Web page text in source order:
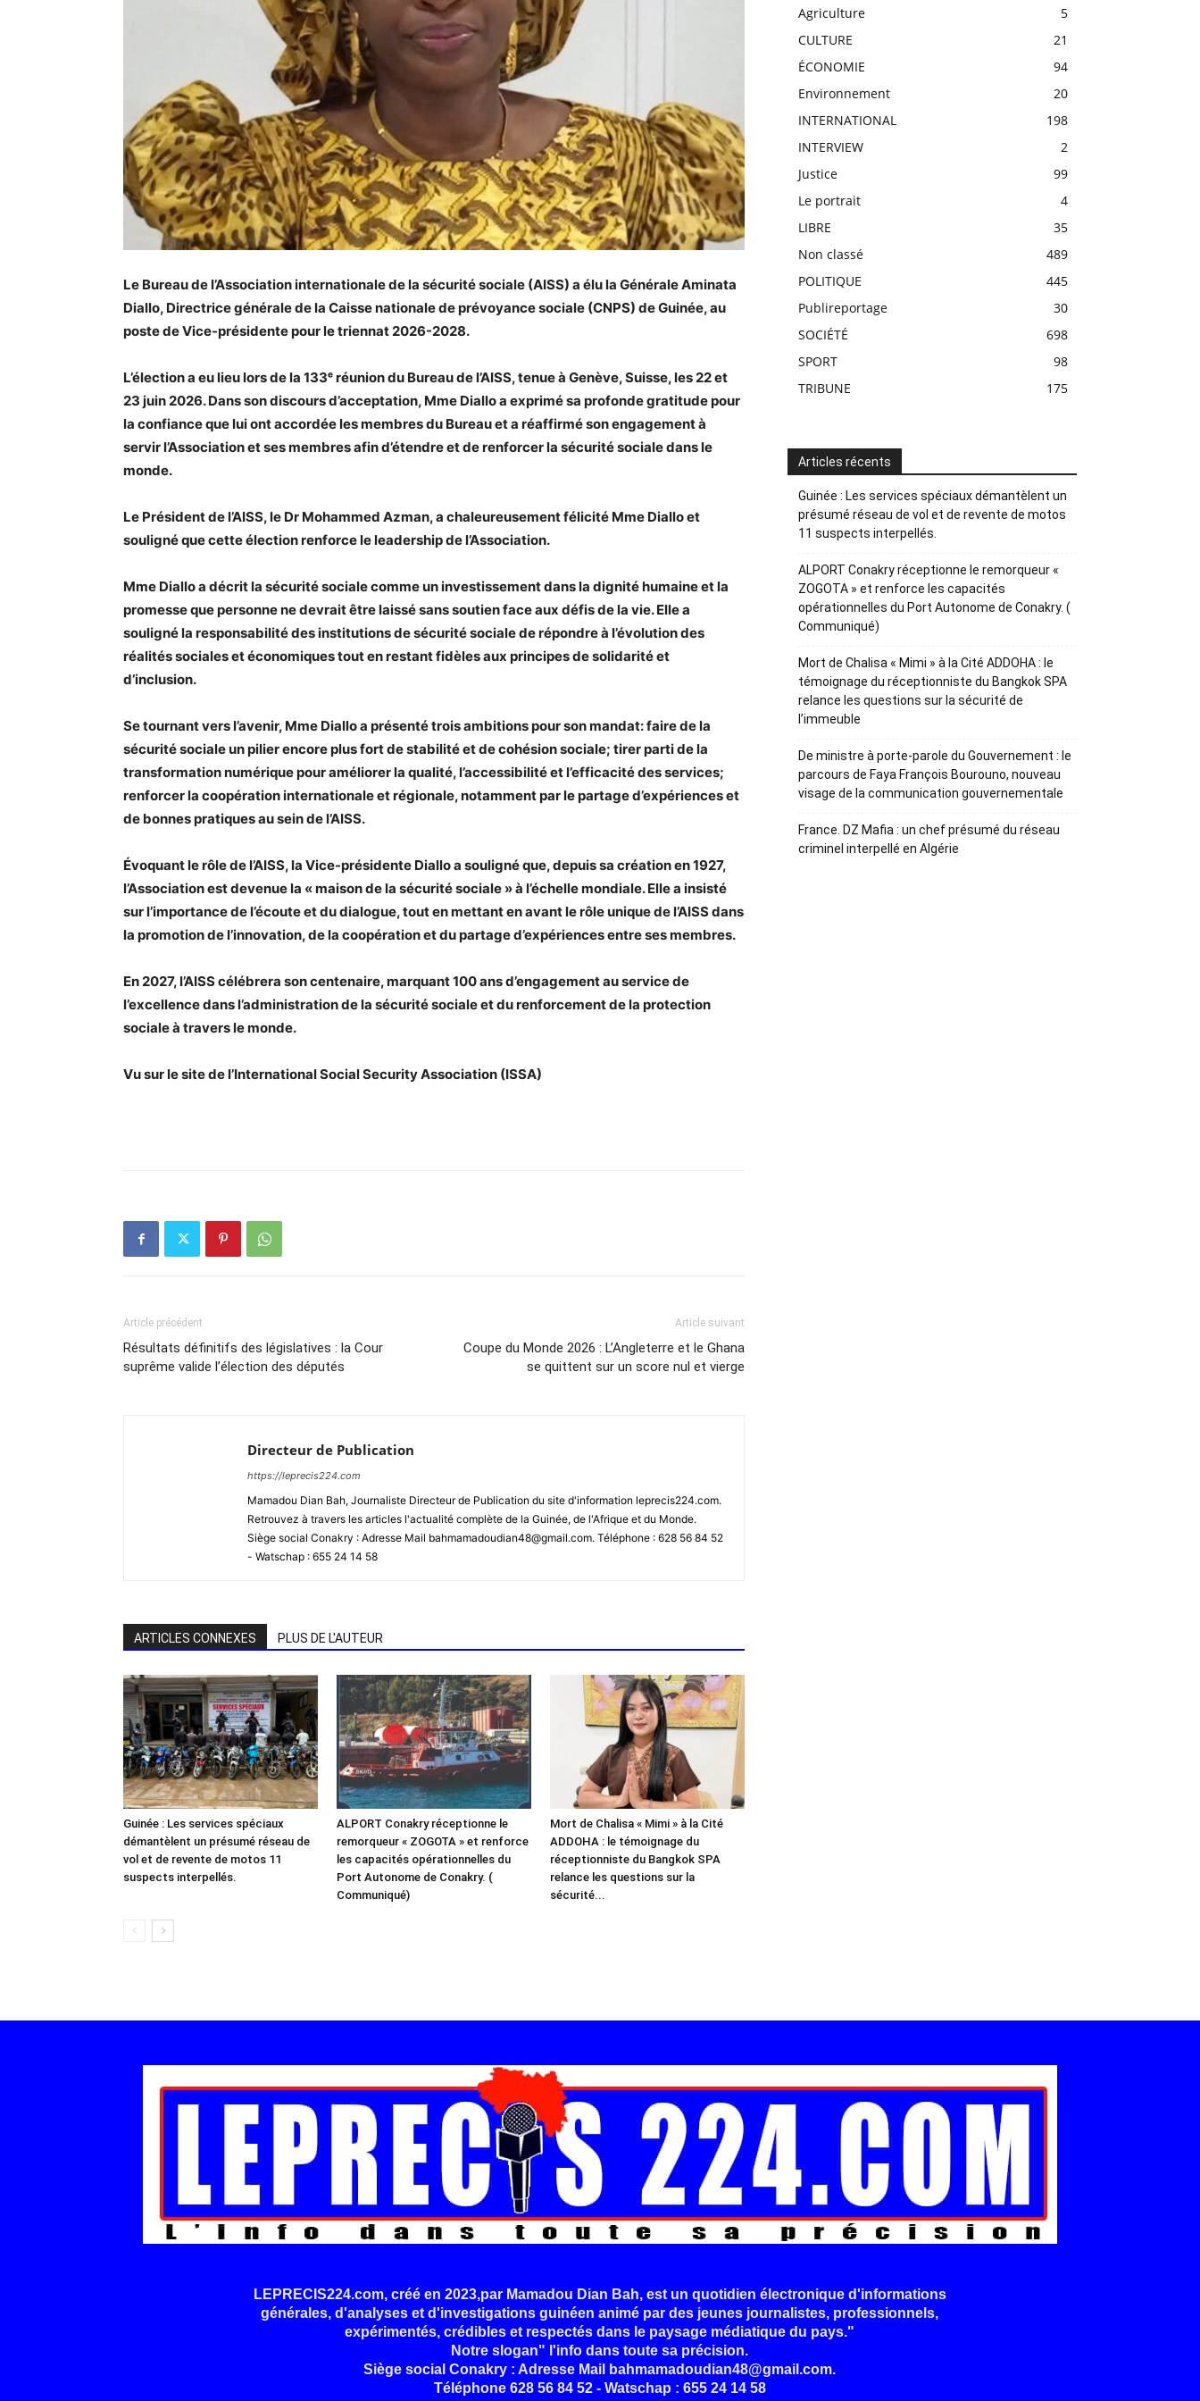
Le Bureau de l’Association internationale de la sécurité sociale (AISS) a élu la Générale Aminata
Diallo, Directrice générale de la Caisse nationale de prévoyance sociale (CNPS) de Guinée, au
poste de Vice-présidente pour le triennat 2026-2028.
L’élection a eu lieu lors de la 133ᵉ réunion du Bureau de l’AISS, tenue à Genève, Suisse, les 22 et
23 juin 2026. Dans son discours d’acceptation, Mme Diallo a exprimé sa profonde gratitude pour
la confiance que lui ont accordée les membres du Bureau et a réaffirmé son engagement à
servir l’Association et ses membres afin d’étendre et de renforcer la sécurité sociale dans le
monde.
Le Président de l’AISS, le Dr Mohammed Azman, a chaleureusement félicité Mme Diallo et
souligné que cette élection renforce le leadership de l’Association.
Mme Diallo a décrit la sécurité sociale comme un investissement dans la dignité humaine et la
promesse que personne ne devrait être laissé sans soutien face aux défis de la vie. Elle a
souligné la responsabilité des institutions de sécurité sociale de répondre à l’évolution des
réalités sociales et économiques tout en restant fidèles aux principes de solidarité et
d’inclusion.
Se tournant vers l’avenir, Mme Diallo a présenté trois ambitions pour son mandat: faire de la
sécurité sociale un pilier encore plus fort de stabilité et de cohésion sociale; tirer parti de la
transformation numérique pour améliorer la qualité, l’accessibilité et l’efficacité des services;
renforcer la coopération internationale et régionale, notamment par le partage d’expériences et
de bonnes pratiques au sein de l’AISS.
Évoquant le rôle de l’AISS, la Vice-présidente Diallo a souligné que, depuis sa création en 1927,
l’Association est devenue la « maison de la sécurité sociale » à l’échelle mondiale. Elle a insisté
sur l’importance de l’écoute et du dialogue, tout en mettant en avant le rôle unique de l’AISS dans
la promotion de l’innovation, de la coopération et du partage d’expériences entre ses membres.
En 2027, l’AISS célébrera son centenaire, marquant 100 ans d’engagement au service de
l’excellence dans l’administration de la sécurité sociale et du renforcement de la protection
sociale à travers le monde.
Vu sur le site de l’International Social Security Association (ISSA)
Article précédent
Résultats définitifs des législatives : la Cour
suprême valide l’élection des députés
Article suivant
Coupe du Monde 2026 : L’Angleterre et le Ghana
se quittent sur un score nul et vierge
Directeur de Publication
https://leprecis224.com
Mamadou Dian Bah, Journaliste Directeur de Publication du site d'information leprecis224.com.
Retrouvez à travers les articles l'actualité complète de la Guinée, de l'Afrique et du Monde.
Siège social Conakry : Adresse Mail bahmamadoudian48@gmail.com. Téléphone : 628 56 84 52
- Watschap : 655 24 14 58
ARTICLES CONNEXES PLUS DE L'AUTEUR
Guinée : Les services spéciaux
démantèlent un présumé réseau de
vol et de revente de motos 11
suspects interpellés.
ALPORT Conakry réceptionne le
remorqueur « ZOGOTA » et renforce
les capacités opérationnelles du
Port Autonome de Conakry. (
Communiqué)
Mort de Chalisa « Mimi » à la Cité
ADDOHA : le témoignage du
réceptionniste du Bangkok SPA
relance les questions sur la
sécurité...
Agriculture
5
CULTURE
21
ÉCONOMIE
94
Environnement
20
INTERNATIONAL
198
INTERVIEW
2
Justice
99
Le portrait
4
LIBRE
35
Non classé
489
POLITIQUE
445
Publireportage
30
SOCIÉTÉ
698
SPORT
98
TRIBUNE
175
Articles récents
Guinée : Les services spéciaux démantèlent un
présumé réseau de vol et de revente de motos
11 suspects interpellés.
ALPORT Conakry réceptionne le remorqueur «
ZOGOTA » et renforce les capacités
opérationnelles du Port Autonome de Conakry. (
Communiqué)
Mort de Chalisa « Mimi » à la Cité ADDOHA : le
témoignage du réceptionniste du Bangkok SPA
relance les questions sur la sécurité de
l’immeuble
De ministre à porte-parole du Gouvernement : le
parcours de Faya François Bourouno, nouveau
visage de la communication gouvernementale
France. DZ Mafia : un chef présumé du réseau
criminel interpellé en Algérie
LEPRECIS224.com, créé en 2023,par Mamadou Dian Bah, est un quotidien électronique d'informations
générales, d'analyses et d'investigations guinéen animé par des jeunes journalistes, professionnels,
expérimentés, crédibles et respectés dans le paysage médiatique du pays."
Notre slogan" l'info dans toute sa précision.
Siège social Conakry : Adresse Mail bahmamadoudian48@gmail.com.
Téléphone 628 56 84 52 - Watschap : 655 24 14 58